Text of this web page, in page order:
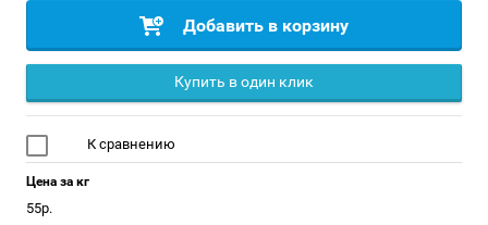
Добавить в корзину
Купить в один клик
К сравнению
Цена за кг
55р.